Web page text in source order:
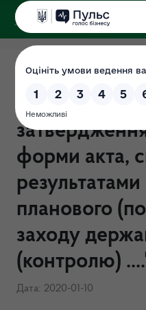
у
Наказ
26.11.2019 №
форми акта,
планового
заходу
(контролю)
Дата: 2020-01-10